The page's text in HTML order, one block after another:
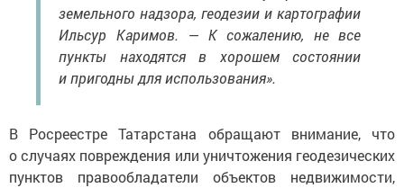
земельного надзора, геодезии и картографии
Ильсур Каримов. — К сожалению, не все
пункты находятся в хорошем состоянии
и пригодны для использования».
В Росреестре Татарстана обращают внимание, что
о случаях повреждения или уничтожения геодезических
пунктов правообладатели объектов недвижимости,